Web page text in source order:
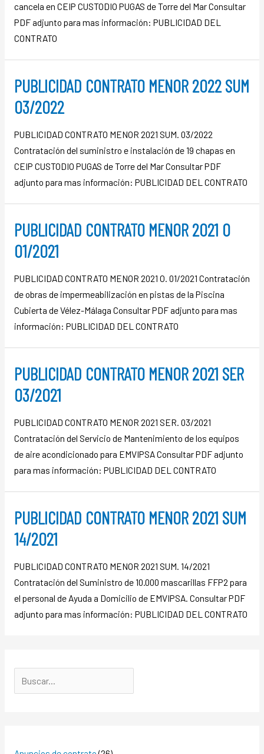
cancela en CEIP CUSTODIO PUGAS de Torre del Mar Consultar
PDF adjunto para mas información: PUBLICIDAD DEL
CONTRATO
PUBLICIDAD CONTRATO MENOR 2022 SUM
03/2022
PUBLICIDAD CONTRATO MENOR 2021 SUM. 03/2022
Contratación del suministro e instalación de 19 chapas en
CEIP CUSTODIO PUGAS de Torre del Mar Consultar PDF
adjunto para mas información: PUBLICIDAD DEL CONTRATO
PUBLICIDAD CONTRATO MENOR 2021 O
01/2021
PUBLICIDAD CONTRATO MENOR 2021 O. 01/2021 Contratación
de obras de impermeabilización en pistas de la Piscina
Cubierta de Vélez-Málaga Consultar PDF adjunto para mas
información: PUBLICIDAD DEL CONTRATO
PUBLICIDAD CONTRATO MENOR 2021 SER
03/2021
PUBLICIDAD CONTRATO MENOR 2021 SER. 03/2021
Contratación del Servicio de Mantenimiento de los equipos
de aire acondicionado para EMVIPSA Consultar PDF adjunto
para mas información: PUBLICIDAD DEL CONTRATO
PUBLICIDAD CONTRATO MENOR 2021 SUM
14/2021
PUBLICIDAD CONTRATO MENOR 2021 SUM. 14/2021
Contratación del Suministro de 10.000 mascarillas FFP2 para
el personal de Ayuda a Domicilio de EMVIPSA. Consultar PDF
adjunto para mas información: PUBLICIDAD DEL CONTRATO